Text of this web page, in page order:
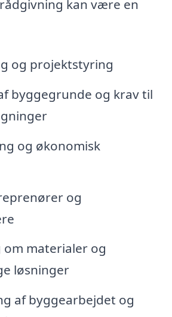
kan være en
og projektstyring
byggegrunde og krav til
og økonomisk
og
om materialer og
løsninger
af byggearbejdet og